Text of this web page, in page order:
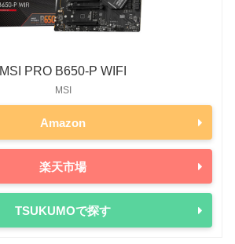
MSI PRO B650-P WIFI
MSI
Amazon
楽天市場
TSUKUMOで探す